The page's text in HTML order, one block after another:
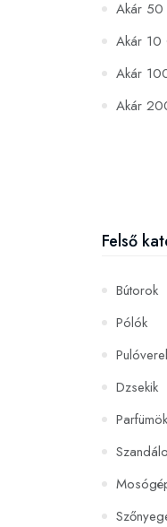
Akár
Akár
Akár
Akár
Felső
Bútorok
Pólók
Dzsekik
Parfümök